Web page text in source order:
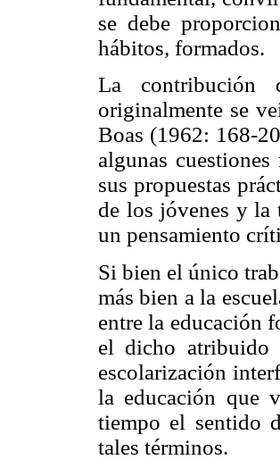
se debe
hábitos, formados.
La contribución
originalmente se
Boas (1962: 168-
algunas
sus propuestas
de los jóvenes y la
un pensamiento
Si bien el único
más bien a la
entre la educación
el dicho
escolarización
la educación que
tiempo el sentido
tales términos.